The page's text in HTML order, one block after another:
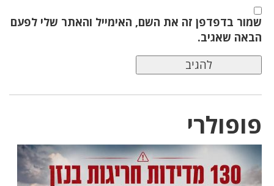
שמור בדפדפן זה את השם, האימייל והאתר שלי לפעם
הבאה שאגיב.
פופולרי